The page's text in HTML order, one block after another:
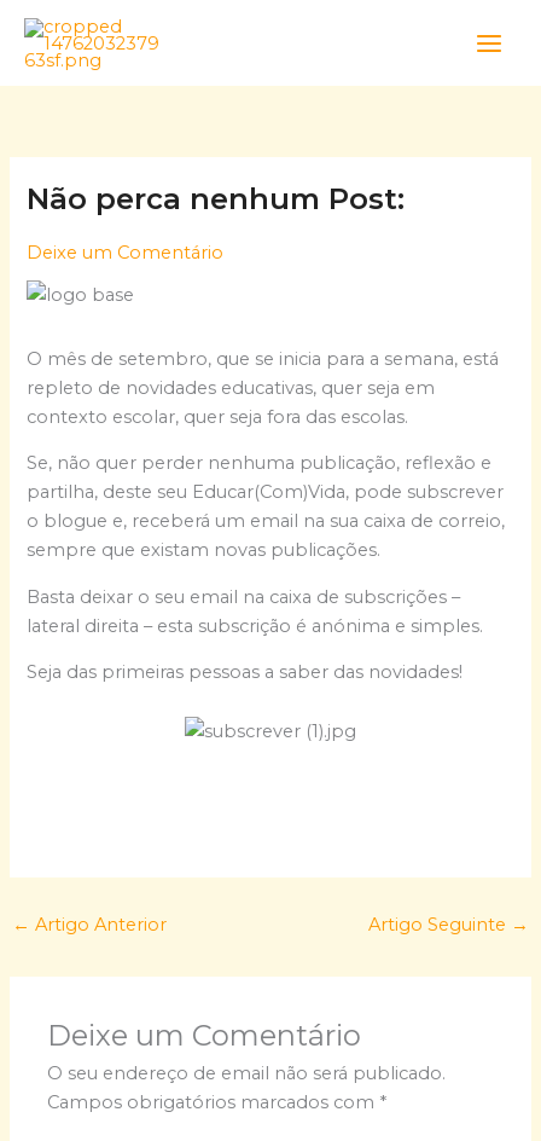
Skip
content
Não perca nenhum Post:
Deixe um Comentário
O mês de setembro, que se inicia para a semana, está
repleto de novidades educativas, quer seja em
contexto escolar, quer seja fora das escolas.
Se, não quer perder nenhuma publicação, reflexão e
partilha, deste seu Educar(Com)Vida, pode subscrever
o blogue e, receberá um email na sua caixa de correio,
sempre que existam novas publicações.
Basta deixar o seu email na caixa de subscrições –
lateral direita – esta subscrição é anónima e simples.
Seja das primeiras pessoas a saber das novidades!
← Artigo Anterior Artigo Seguinte →
Deixe um Comentário
O seu endereço de email não será publicado.
Campos obrigatórios marcados com *